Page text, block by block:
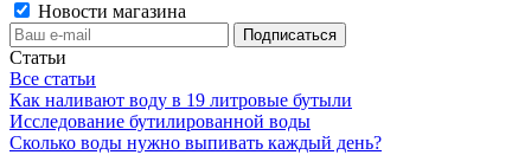
Новости магазина
Статьи
Все статьи
Как наливают воду в 19 литровые бутыли
Исследование бутилированной воды
Сколько воды нужно выпивать каждый день?